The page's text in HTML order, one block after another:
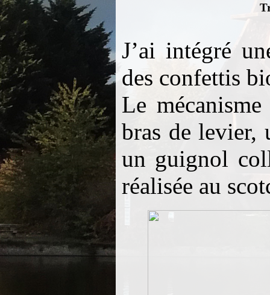
J’ai intégré
des confettis
Le
bras de levier,
un guignol
réalisée au